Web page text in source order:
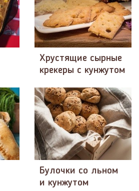
Хрустящие сырные
крекеры с кунжутом
Булочки со льном
и кунжутом